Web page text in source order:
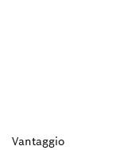
Vantaggio